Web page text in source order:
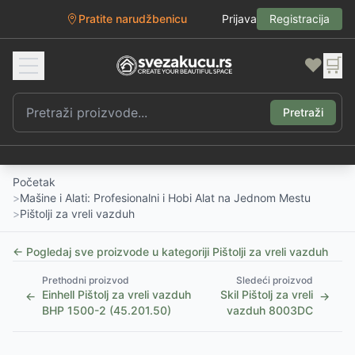
Pratite narudžbenicu Prijava Registracija
❤️ 🛒
Pretraži
Početak
>Mašine i Alati: Profesionalni i Hobi Alat na Jednom Mestu
>Pištolji za vreli vazduh
← Pogledaj sve proizvode u kategoriji Pištolji za vreli vazduh
←
Prethodni proizvod
Einhell Pištolj za vreli vazduh
BHP 1500-2 (45.201.50)
Sledeći proizvod
Skil Pištolj za vreli
vazduh 8003DC
→